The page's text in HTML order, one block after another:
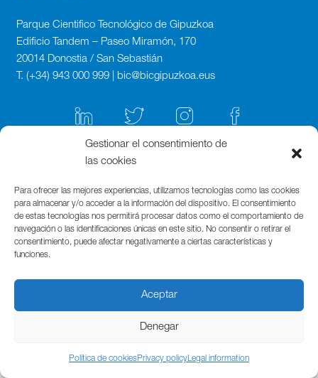
Gestionar el consentimiento de
las cookies
Para ofrecer las mejores experiencias, utilizamos tecnologías como las cookies
para almacenar y/o acceder a la información del dispositivo. El consentimiento
de estas tecnologías nos permitirá procesar datos como el comportamiento de
navegación o las identificaciones únicas en este sitio. No consentir o retirar el
consentimiento, puede afectar negativamente a ciertas características y
funciones.
Aceptar
Denegar
Política de cookiesPrivacy policyLegal information
Parque Cientifico Tecnológico de Gipuzkoa
Edificio Tandem – Paseo Miramón, 170
20014 Donostia / San Sebastián
T. (+34) 943 000 999 | bic@bicgipuzkoa.eus